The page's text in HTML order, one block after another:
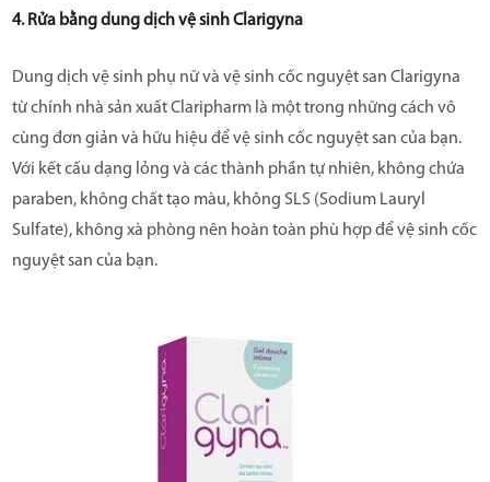
4. Rửa bằng dung dịch vệ sinh Clarigyna
Dung dịch vệ sinh phụ nữ và vệ sinh cốc nguyệt san Clarigyna
từ chính nhà sản xuất Claripharm là một trong những cách vô
cùng đơn giản và hữu hiệu để vệ sinh cốc nguyệt san của bạn.
Với kết cấu dạng lỏng và các thành phần tự nhiên, không chứa
paraben, không chất tạo màu, không SLS (Sodium Lauryl
Sulfate), không xà phòng nên hoàn toàn phù hợp để vệ sinh cốc
nguyệt san của bạn.